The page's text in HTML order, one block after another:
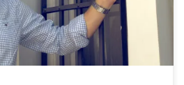
ertragen bis sich dann […]